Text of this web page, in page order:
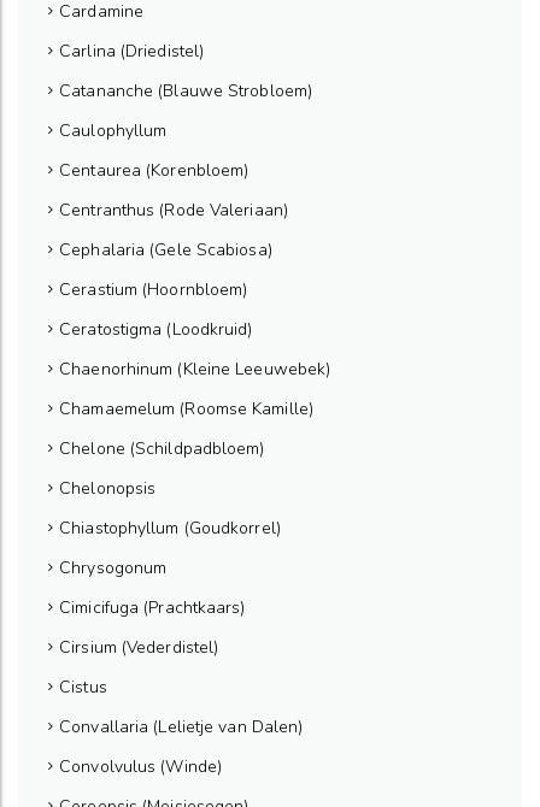
Cardamine
Carlina (Driedistel)
Catananche (Blauwe Strobloem)
Caulophyllum
Centaurea (Korenbloem)
Centranthus (Rode Valeriaan)
Cephalaria (Gele Scabiosa)
Cerastium (Hoornbloem)
Ceratostigma (Loodkruid)
Chaenorhinum (Kleine Leeuwebek)
Chamaemelum (Roomse Kamille)
Chelone (Schildpadbloem)
Chelonopsis
Chiastophyllum (Goudkorrel)
Chrysogonum
Cimicifuga (Prachtkaars)
Cirsium (Vederdistel)
Cistus
Convallaria (Lelietje van Dalen)
Convolvulus (Winde)